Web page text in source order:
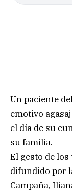
Un paciente
emotivo
el día de su
su familia.
El gesto de
difundido por
Campaña,